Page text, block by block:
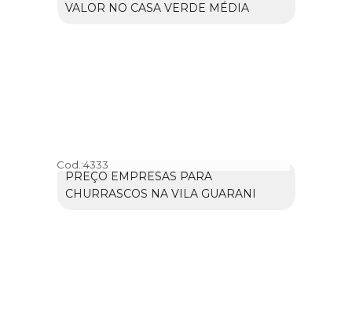
VALOR NO CASA VERDE MÉDIA
Cod.:4333
PREÇO EMPRESAS PARA
CHURRASCOS NA VILA GUARANI